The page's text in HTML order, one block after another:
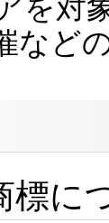
を対
など
標に